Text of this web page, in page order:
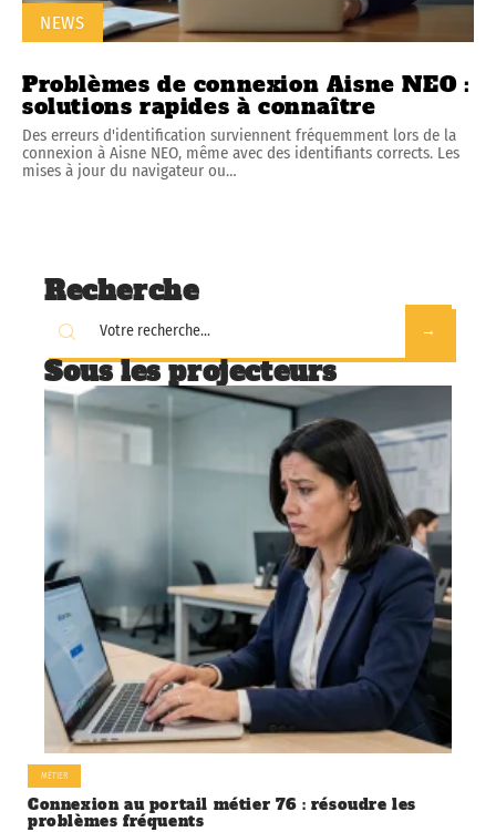
NEWS
Problèmes de connexion Aisne NEO :
solutions rapides à connaître
Des erreurs d'identification surviennent fréquemment lors de la
connexion à Aisne NEO, même avec des identifiants corrects. Les
mises à jour du navigateur ou…
Recherche
Sous les projecteurs
MÉTIER
Connexion au portail métier 76 : résoudre les
problèmes fréquents